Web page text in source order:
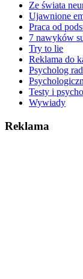
Ze świata
Ujawnione
Praca od
7 nawyków
Try to lie
Reklama do
Psycholog
Testy i
Wywiady
Reklama